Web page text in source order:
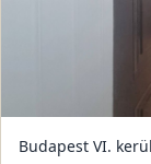
Budapest VI.